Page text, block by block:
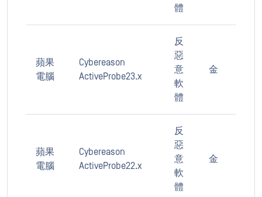
體
蘋果
電腦
Cybereason
ActiveProbe23.x
反
惡
意
軟
體
金
蘋果
電腦
Cybereason
ActiveProbe22.x
反
惡
意
軟
體
金